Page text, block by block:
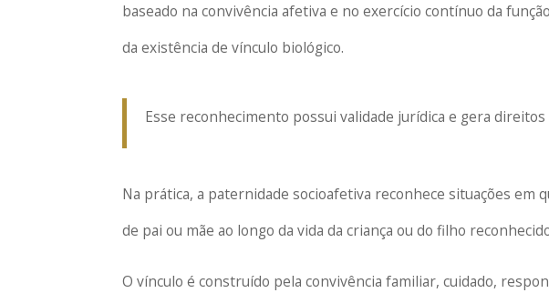
baseado na convivência afetiva e no exercício contínuo da
da existência de vínculo biológico.
Esse reconhecimento possui validade jurídica e gera direitos
Na prática, a paternidade socioafetiva reconhece situações em
de pai ou mãe ao longo da vida da criança ou do filho
O vínculo é construído pela convivência familiar, cuidado,